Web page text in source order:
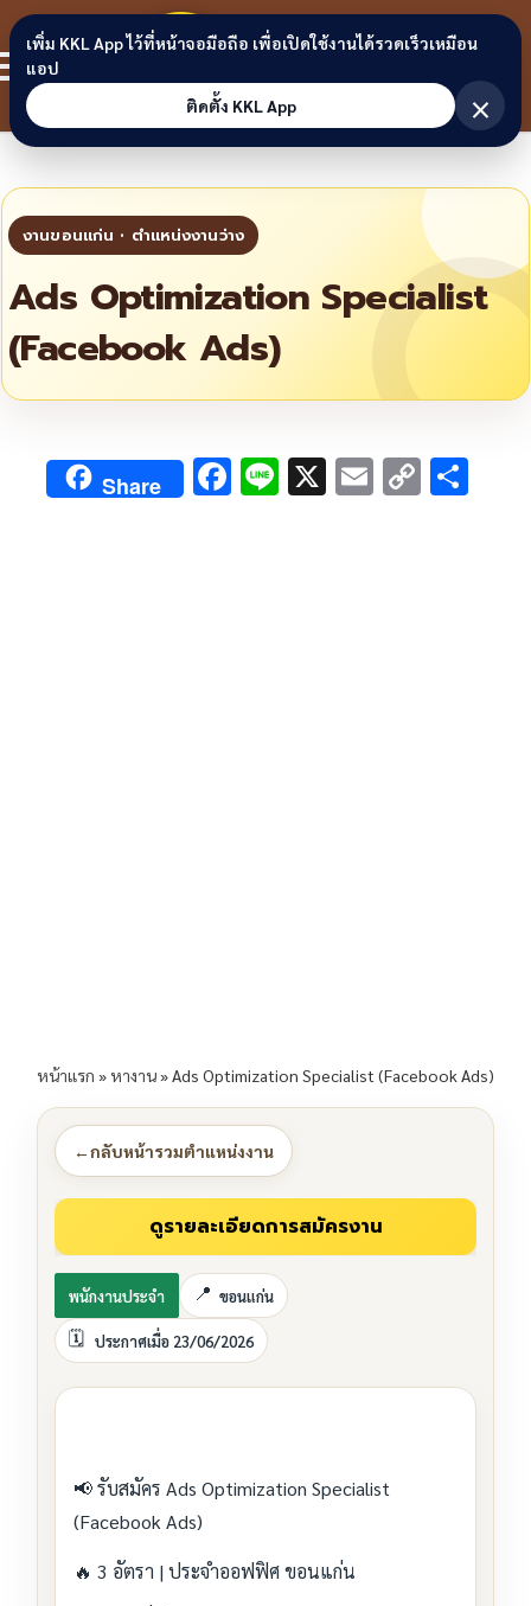
Skip to content
ขอนแก่น
ลิงก์
Ads Optimization Specialist
(Facebook Ads)
Share F Li X E C
หน้าแรก »หางาน»Ads Optimization Specialist (Facebook Ads)
←กลับหน้ารวมตำแหน่งงาน
พนักงานประจำ ขอนแก่น
ประกาศเมื่อ 23/06/2026
📢 รับสมัคร Ads Optimization Specialist
(Facebook Ads)
🔥 3 อัตรา | ประจำออฟฟิศ ขอนแก่น
เพิ่ม KKL App ไว้ที่หน้าจอมือถือ เพื่อเปิดใช้งานได้รวดเร็วเหมือน
แอป
ติดตั้ง KKL App
×